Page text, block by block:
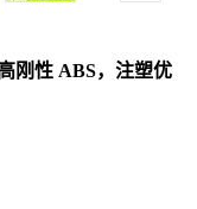
刚性 ABS，注塑优